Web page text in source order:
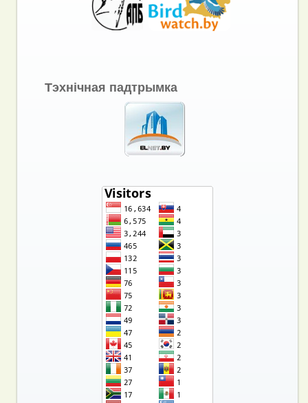
Тэхнічная падтрымка